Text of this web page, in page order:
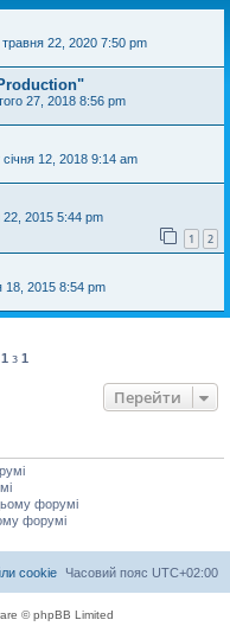
22, 2020 7:50 pm
27, 2018 8:56 pm
12, 2018 9:14 am
22, 2015 5:44 pm
1 2
18, 2015 8:54 pm
1 з 1
Перейти
форумі
форумі
Часовий пояс UTC+02:00
cookie
© phpBB Limited